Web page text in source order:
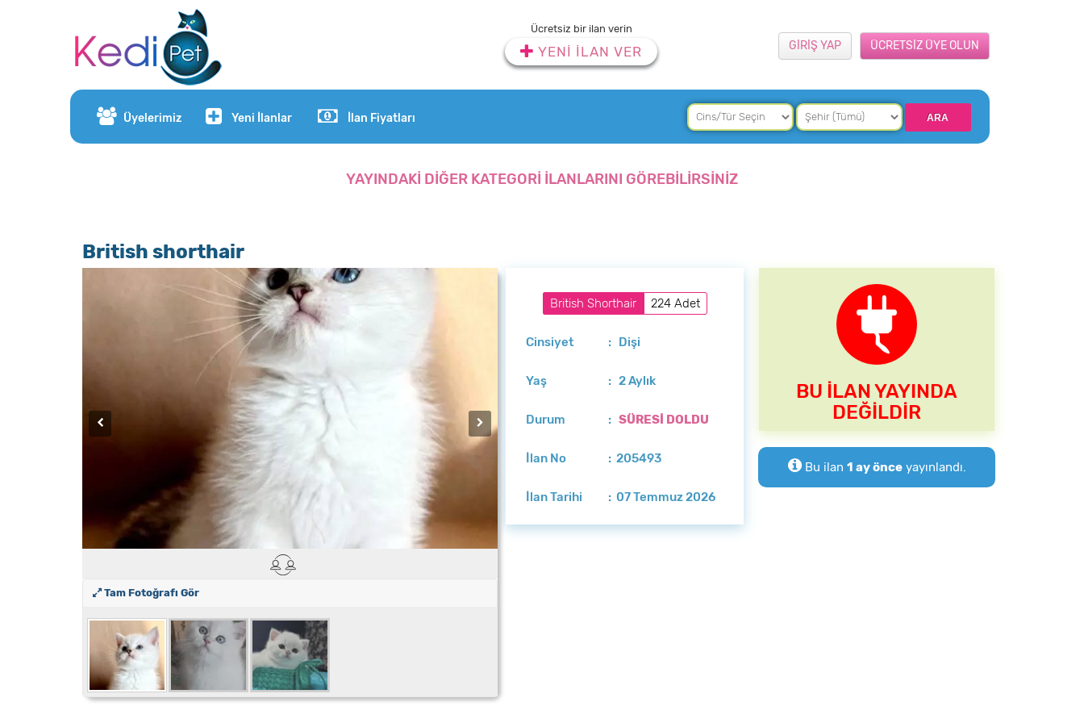
Ücretsiz bir ilan verin
YENİ İLAN VER ÜCRETSİZ ÜYE OLUN
GİRİŞ YAP
Üyelerimiz Yeni İlanlar İlan Fiyatları
YAYINDAKİ DİĞER KATEGORİ İLANLARINI GÖREBİLİRSİNİZ
British shorthair
Tam Fotoğrafı Gör
British Shorthair 224 Adet
Cinsiyet : Dişi
Yaş : 2 Aylık
Durum :SÜRESİ DOLDU
İlan No : 205493
İlan Tarihi : 07 Temmuz 2026
BU İLAN YAYINDA
DEĞİLDİR
Bu ilan 1 ay önceyayınlandı.